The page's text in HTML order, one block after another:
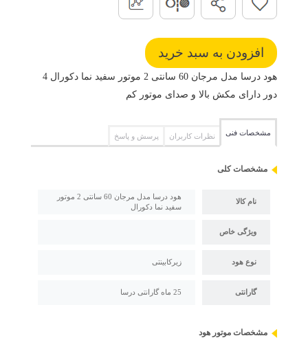
هود درسا مدل مرجان 60 سانتی 2 موتور سفید نما دکورال 4
دور دارای مکش بالا و صدای موتور کم
مشخصات فنی نظرات کاربران پرسش و پاسخ
مشخصات کلی
نام کالا
هود درسا مدل مرجان 60 سانتی 2 موتور
سفید نما دکورال
ویژگی خاص
نوع هود زیرکابینتی
گارانتی 25 ماه گارانتی درسا
مشخصات موتور هود